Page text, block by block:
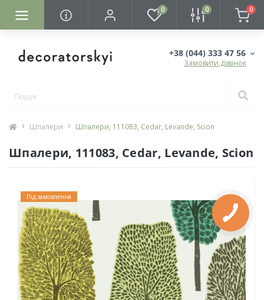
0 0 0
+38 (044) 333 47 56
Замовити дзвінок
Шпалери Шпалери, 111083, Cedar, Levande, Scion
Шпалери, 111083, Cedar, Levande, Scion
Під замовлення